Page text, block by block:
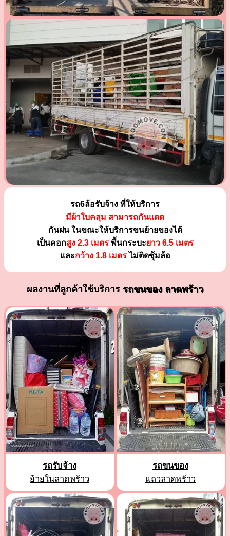
รถ6ล้อรับจ้าง ที่ให้บริการ
มีผ้าใบคลุม สามารถกันแดด
กันฝน ในขณะให้บริการขนย้ายของได้
เป็นคอกสูง 2.3 เมตรพื้นกระบะยาว 6.5 เมตร
และกว้าง 1.8 เมตรไม่ติดซุ้มล้อ
ผลงานที่ลูกค้าใช้บริการ รถขนของ ลาดพร้าว
รถรับจ้าง
ย้ายในลาดพร้าว
รถขนของ
แถวลาดพร้าว